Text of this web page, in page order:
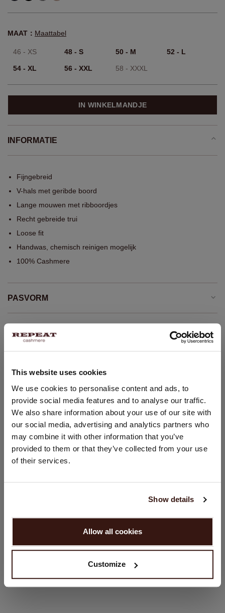
This website uses cookies
We use cookies to personalise content and ads, to
provide social media features and to analyse our traffic.
We also share information about your use of our site with
our social media, advertising and analytics partners who
may combine it with other information that you’ve
provided to them or that they’ve collected from your use
of their services.
Show details
Allow all cookies
Customize
MAAT： Maattabel
46 - XS 48 - S 50 - M 52 - L
54 - XL 56 - XXL 58 - XXXL
IN WINKELMANDJE
INFORMATIE
Fijngebreid
V-hals met geribde boord
Lange mouwen met ribboordjes
Recht gebreide trui
Loose fit
Handwas, chemisch reinigen mogelijk
100% Cashmere
PASVORM
DIT VINDT U MISSCHIEN OOK LEUK
Jeans Met Brede Pijpen
€ 159,95 € 259,95
LAND WIJZIGEN
U bezoekt Repeat cashmere vanuit Nederland (€). Wilt u uw
land wijzigen?
Verenigde Staten ($)
GA VERDER